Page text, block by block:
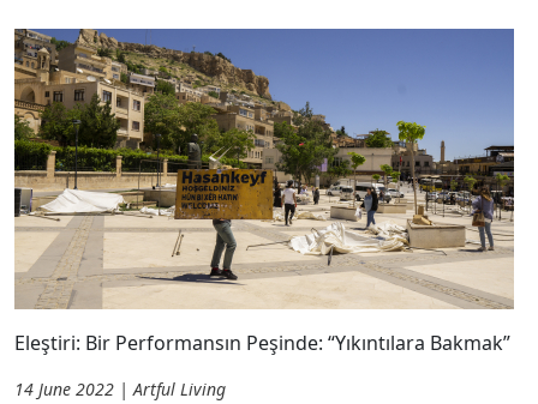
Eleştiri: Bir Performansın Peşinde: “Yıkıntılara Bakmak”
14 June 2022 | Artful Living